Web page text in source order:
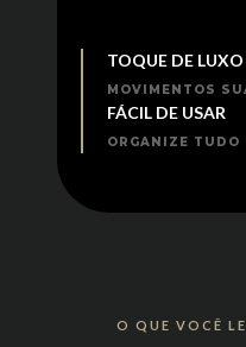
TOQUE DE LUXO
MOVIMENTOS
FÁCIL DE USAR
ORGANIZE
O QUE VOCÊ